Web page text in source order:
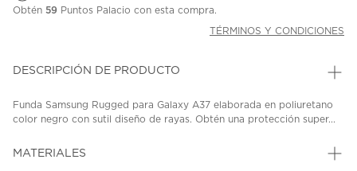
Obtén 59 Puntos Palacio con esta compra.
TÉRMINOS Y CONDICIONES
DESCRIPCIÓN DE PRODUCTO
Funda Samsung Rugged para Galaxy A37 elaborada en poliuretano
color negro con sutil diseño de rayas. Obtén una protección super...
MATERIALES